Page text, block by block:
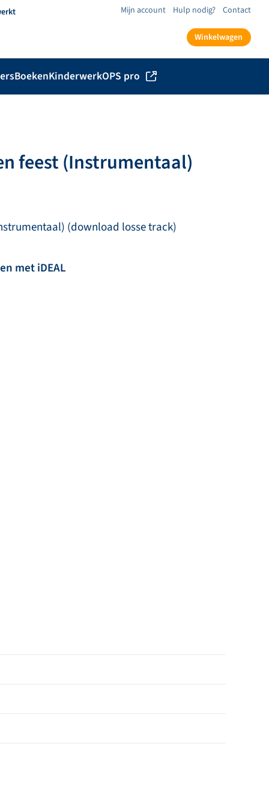
Mijn account Hulp nodig? Contact
Winkelwagen
BoekenKinderwerkOPS pro
feest (Instrumentaal)
(download losse track)
met iDEAL